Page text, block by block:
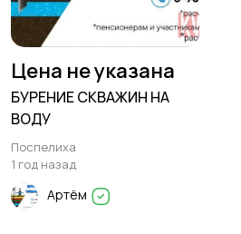
заказ
Уход за животными
Цена не указана
БУРЕНИЕ СКВАЖИН НА
ВОДУ
Поспелиха
1 год назад
Артём